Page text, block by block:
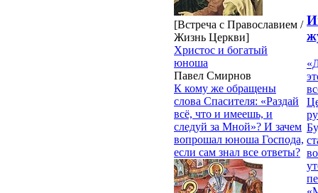
[Встреча с Православием /
Жизнь Церкви]
Христос и богатый
юноша
Павел Смирнов
К кому же обращены
слова Спасителя: «Раздай
всё, что и имеешь, и
следуй за Мной»? И зачем
вопрошал юноша Господа,
если сам знал все ответы?